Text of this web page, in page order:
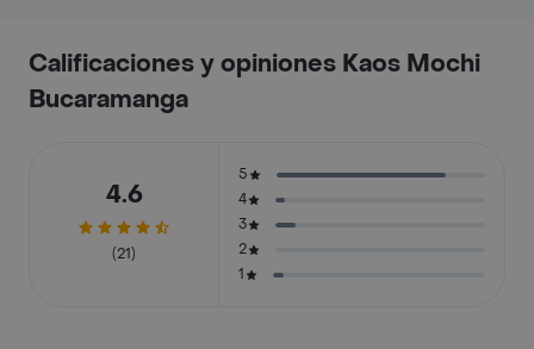
Calificaciones y opiniones Kaos Mochi
Bucaramanga
4.6
(21)
5
4
3
2
1